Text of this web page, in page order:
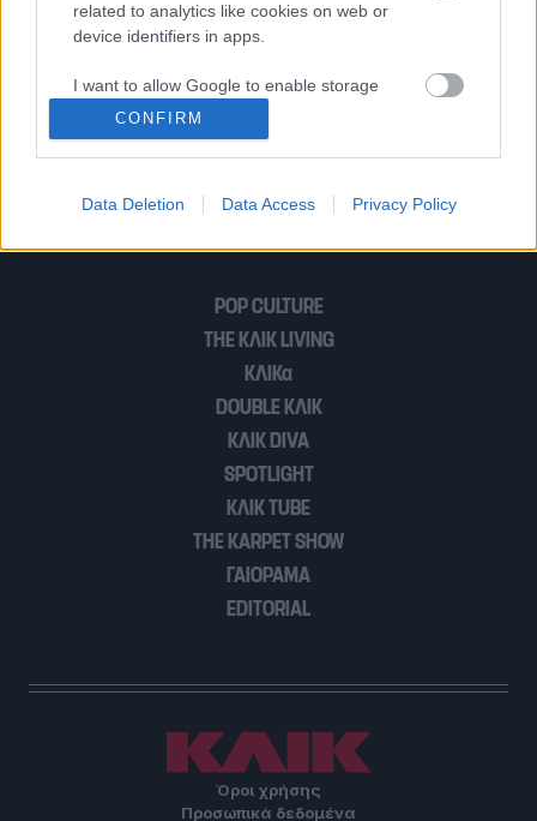
related to analytics like cookies on web or
device identifiers in apps.
I want to allow Google to enable storage
related to functionality of the website or app.
I want to allow Google to enable storage
CONFIRM
Data Deletion Data Access Privacy Policy
Τσιμτσιλή και Σκορδά υποστηρίζουν τη
Μενεγάκη μετά και την ανάρτηση περί
χωρισμού
1 2
POP CULTURE
THE ΚΛΙΚ LIVING
ΚΛΙΚα
DOUBLE ΚΛΙΚ
ΚΛΙΚ DIVA
SPOTLIGHT
ΚΛΙΚ TUBE
THE KARPET SHOW
ΓΑΙΟΡΑΜΑ
EDITORIAL
Όροι χρήσης
Προσωπικά δεδομένα